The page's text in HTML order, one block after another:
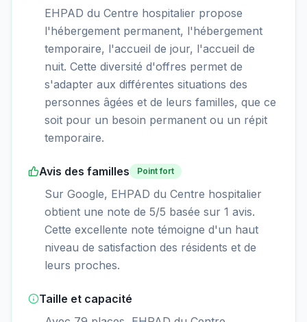
EHPAD du Centre hospitalier propose
l'hébergement permanent, l'hébergement
temporaire, l'accueil de jour, l'accueil de
nuit. Cette diversité d'offres permet de
s'adapter aux différentes situations des
personnes âgées et de leurs familles, que ce
soit pour un besoin permanent ou un répit
temporaire.
Avis des familles Point fort
Sur Google, EHPAD du Centre hospitalier
obtient une note de 5/5 basée sur 1 avis.
Cette excellente note témoigne d'un haut
niveau de satisfaction des résidents et de
leurs proches.
Taille et capacité